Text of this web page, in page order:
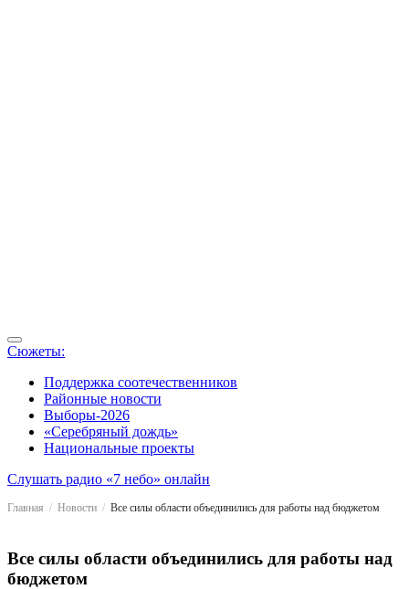
Сюжеты:
Поддержка соотечественников
Районные новости
Выборы-2026
«Серебряный дождь»
Национальные проекты
Слушать радио «7 небо» онлайн
Главная Новости Все силы области объединились для работы над бюджетом
Все силы области объединились для работы над
бюджетом